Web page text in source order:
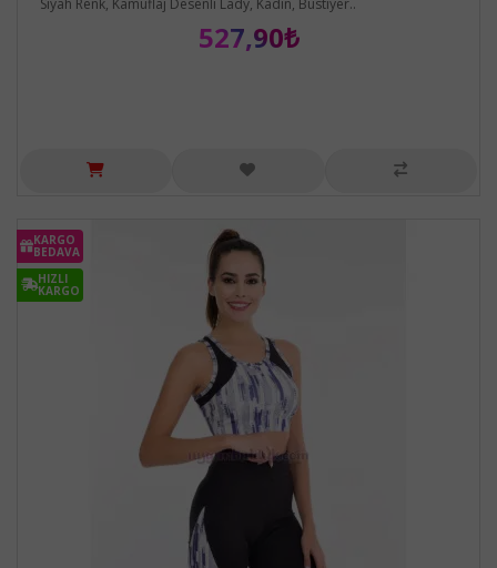
Siyah Renk, Kamuflaj Desenli Lady, Kadın, Büstiyer..
527,90₺
KARGO
BEDAVA
HIZLI
KARGO